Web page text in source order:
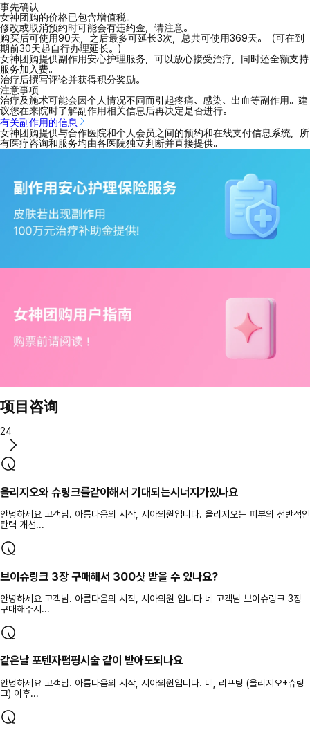
事先确认
女神团购的价格已包含增值税。
修改或取消预约时可能会有违约金，请注意。
购买后可使用90天，之后最多可延长3次，总共可使用369天。（可在到
期前30天起自行办理延长。）
女神团购提供副作用安心护理服务，可以放心接受治疗，同时还全额支持
服务加入费。
治疗后撰写评论并获得积分奖励。
注意事项
治疗及施术可能会因个人情况不同而引起疼痛、感染、出血等副作用。建
议您在来院时了解副作用相关信息后再决定是否进行。
有关副作用的信息
女神团购提供与合作医院和个人会员之间的预约和在线支付信息系统，所
有医疗咨询和服务均由各医院独立判断并直接提供。
项目咨询
24
올리지오와 슈링크를같이해서 기대되는시너지가있나요
안녕하세요 고객님. 아름다움의 시작, 시아의원입니다. 올리지오는 피부의 전반적인
탄력 개선...
브이슈링크 3장 구매해서 300샷 받을 수 있나요?
안녕하세요 고객님. 아름다움의 시작, 시아의원 입니다 네 고객님 브이슈링크 3장
구매해주시...
같은날 포텐자펌핑시술 같이 받아도되나요
안녕하세요 고객님. 아름다움의 시작, 시아의원입니다. 네, 리프팅 (올리지오+슈링
크) 이후...